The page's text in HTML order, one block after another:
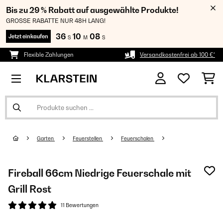
Bis zu 29 % Rabatt auf ausgewählte Produkte!
GROSSE RABATTE NUR 48H LANG!
Jetzt einkaufen 36 S 10 M 08 S
Flexible Zahlungen Versandkostenfrei ab 100 €*
Garten Feuerstellen Feuerschalen
Fireball 66cm Niedrige Feuerschale mit
Grill Rost
11 Bewertungen